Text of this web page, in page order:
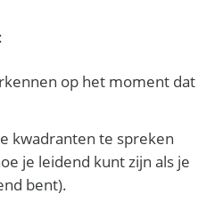
op het moment dat
kwadranten te spreken
je leidend kunt zijn als je
bent).